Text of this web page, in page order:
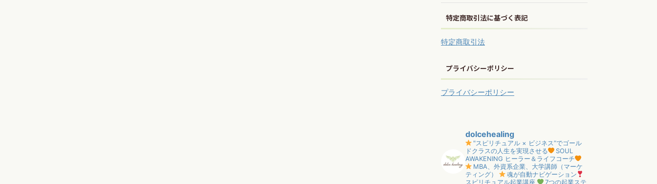
特定商取引法に基づく表記
特定商取引法
プライバシーポリシー
プライバシーポリシー
dolcehealing
"スピリチュアル × ビジネス”でゴール
ドクラスの人生を実現させる
SOUL
AWAKENING ヒーラー＆ライフコーチ
MBA、外資系企業、大学講師（マーケ
ティング）
魂が自動ナビゲーション
スピリチュアル起業講座
7つの起業ステ